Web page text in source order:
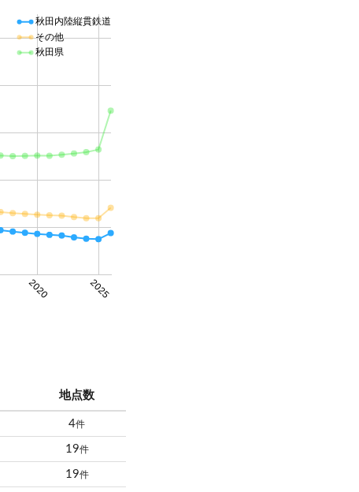
2020 2025
秋田内陸縦貫鉄道
その他
秋田県
地点数
4件
19件
19件